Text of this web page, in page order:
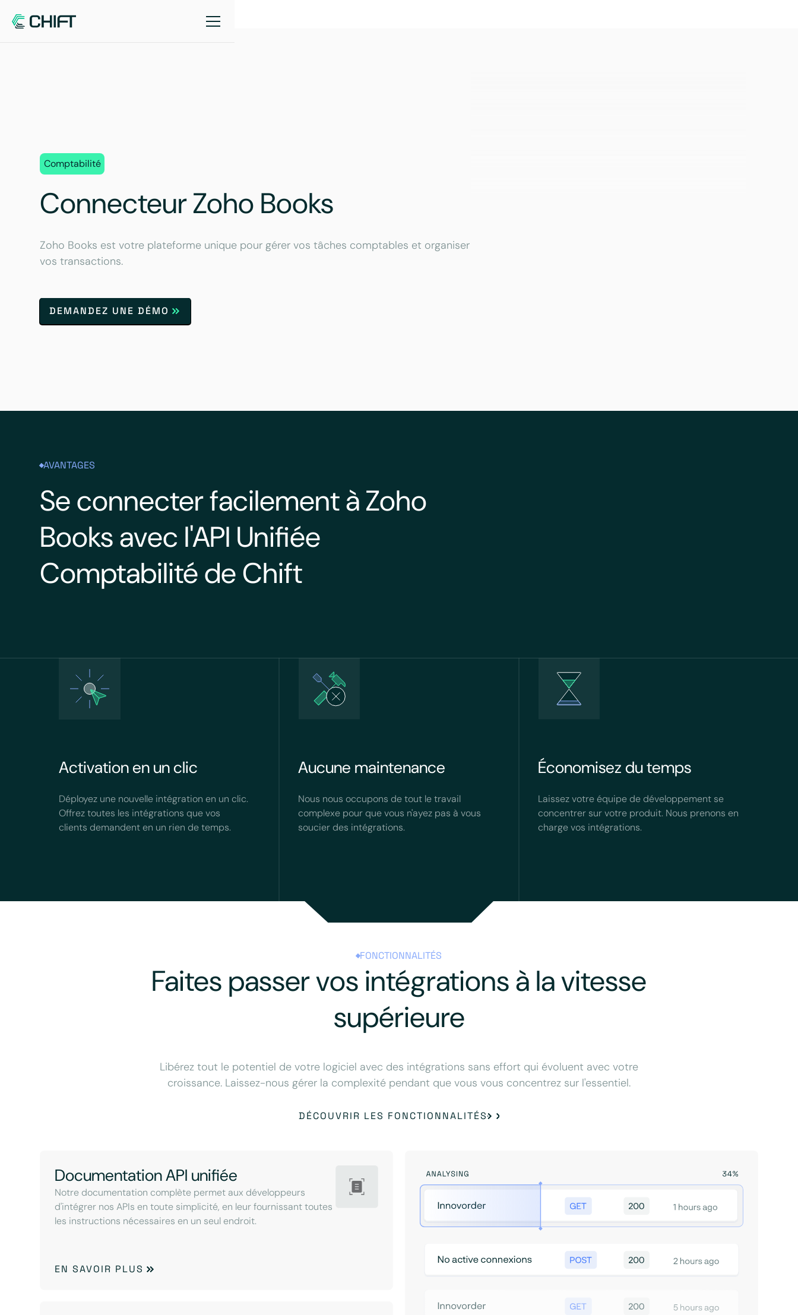
Comptabilité
Connecteur Zoho Books
Zoho Books est votre plateforme unique pour gérer vos tâches comptables et organiser
vos transactions.
DEMANDEZ UNE DÉMO
AVANTAGES
Se connecter facilement à Zoho
Books avec l'API Unifiée
Comptabilité de Chift
Activation en un clic
Déployez une nouvelle intégration en un clic.
Offrez toutes les intégrations que vos
clients demandent en un rien de temps.
Aucune maintenance
Nous nous occupons de tout le travail
complexe pour que vous n'ayez pas à vous
soucier des intégrations.
Économisez du temps
Laissez votre équipe de développement se
concentrer sur votre produit. Nous prenons en
charge vos intégrations.
FONCTIONNALITÉS
Faites passer vos intégrations à la vitesse
supérieure
Libérez tout le potentiel de votre logiciel avec des intégrations sans effort qui évoluent avec votre
croissance. Laissez-nous gérer la complexité pendant que vous vous concentrez sur l'essentiel.
DÉCOUVRIR LES FONCTIONNALITÉS
Documentation API unifiée
Notre documentation complète permet aux développeurs
d'intégrer nos APIs en toute simplicité, en leur fournissant toutes
les instructions nécessaires en un seul endroit.
EN SAVOIR PLUS